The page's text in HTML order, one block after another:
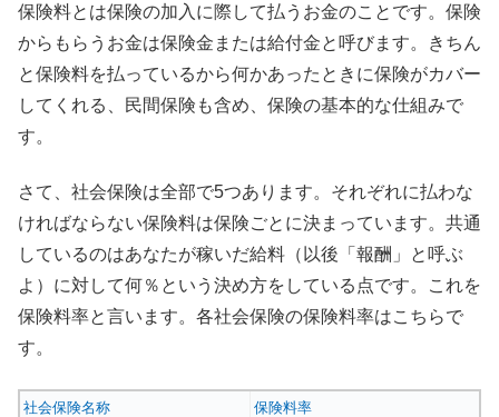
保険料とは保険の加入に際して払うお金のことです。保険
からもらうお金は保険金または給付金と呼びます。きちん
と保険料を払っているから何かあったときに保険がカバー
してくれる、民間保険も含め、保険の基本的な仕組みで
す。
さて、社会保険は全部で5つあります。それぞれに払わな
ければならない保険料は保険ごとに決まっています。共通
しているのはあなたが稼いだ給料（以後「報酬」と呼ぶ
よ）に対して何％という決め方をしている点です。これを
保険料率と言います。各社会保険の保険料率はこちらで
す。
社会保険名称
保険料率